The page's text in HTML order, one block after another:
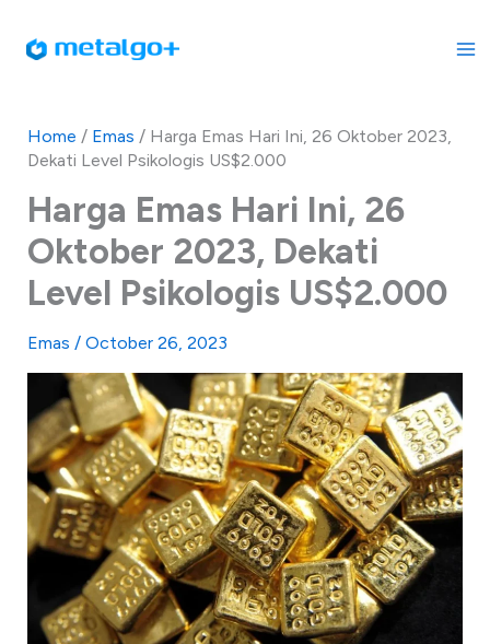
Home / Emas / Harga Emas Hari Ini, 26 Oktober 2023,
Dekati Level Psikologis US$2.000
Harga Emas Hari Ini, 26
Oktober 2023, Dekati
Level Psikologis US$2.000
Emas / October 26, 2023